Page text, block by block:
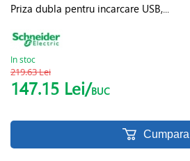
Priza dubla pentru incarcare USB,...
In stoc
219.63 Lei
147.15 Lei/BUC
Cumpara